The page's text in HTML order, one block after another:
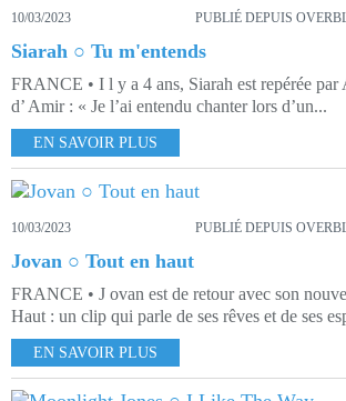
10/03/2023 PUBLIÉ DEPUIS
Siarah ○ Tu m'entends
FRANCE • I l y a 4 ans, Siarah est repérée par
d’ Amir : « Je l’ai entendu chanter lors d’un...
EN SAVOIR PLUS
10/03/2023 PUBLIÉ DEPUIS
Jovan ○ Tout en haut
FRANCE • J ovan est de retour avec son
Haut : un clip qui parle de ses rêves et de ses
EN SAVOIR PLUS